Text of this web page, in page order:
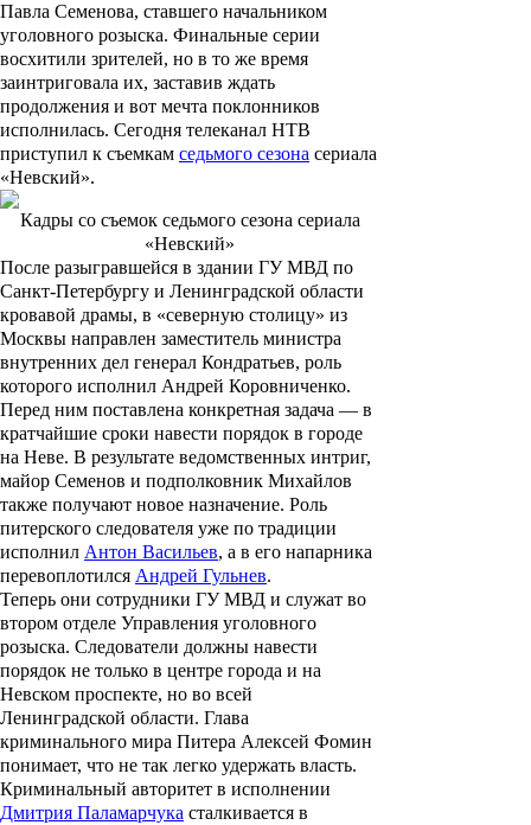
Павла Семенова, ставшего начальником
уголовного розыска. Финальные серии
восхитили зрителей, но в то же время
заинтриговала их, заставив ждать
продолжения и вот мечта поклонников
исполнилась. Сегодня телеканал НТВ
приступил к съемкам седьмого сезона сериала
«Невский».
Кадры со съемок седьмого сезона сериала
«Невский»
После разыгравшейся в здании ГУ МВД по
Санкт-Петербургу и Ленинградской области
кровавой драмы, в «северную столицу» из
Москвы направлен заместитель министра
внутренних дел генерал Кондратьев, роль
которого исполнил Андрей Коровниченко.
Перед ним поставлена конкретная задача — в
кратчайшие сроки навести порядок в городе
на Неве. В результате ведомственных интриг,
майор Семенов и подполковник Михайлов
также получают новое назначение. Роль
питерского следователя уже по традиции
исполнил Антон Васильев, а в его напарника
перевоплотился Андрей Гульнев.
Теперь они сотрудники ГУ МВД и служат во
втором отделе Управления уголовного
розыска. Следователи должны навести
порядок не только в центре города и на
Невском проспекте, но во всей
Ленинградской области. Глава
криминального мира Питера Алексей Фомин
понимает, что не так легко удержать власть.
Криминальный авторитет в исполнении
Дмитрия Паламарчука сталкивается в